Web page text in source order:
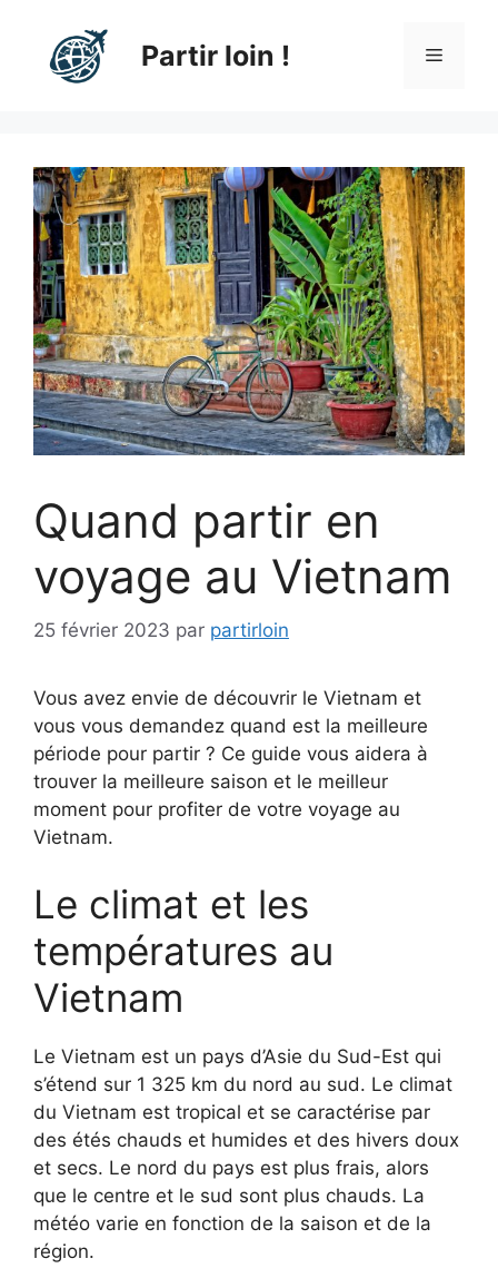
contenu
Partir loin ! Menu
Quand partir en
voyage au Vietnam
25 février 2023 par partirloin
Vous avez envie de découvrir le Vietnam et
vous vous demandez quand est la meilleure
période pour partir ? Ce guide vous aidera à
trouver la meilleure saison et le meilleur
moment pour profiter de votre voyage au
Vietnam.
Le climat et les
températures au
Vietnam
Le Vietnam est un pays d’Asie du Sud-Est qui
s’étend sur 1 325 km du nord au sud. Le climat
du Vietnam est tropical et se caractérise par
des étés chauds et humides et des hivers doux
et secs. Le nord du pays est plus frais, alors
que le centre et le sud sont plus chauds. La
météo varie en fonction de la saison et de la
région.